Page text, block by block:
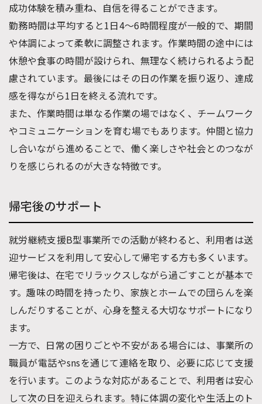
成功体験を積み重ね、自信を得ることができます。
勤務時間は平均すると1日4〜6時間程度が一般的で、期間
や体調によって柔軟に調整されます。作業時間の途中には
休憩や食事の時間が設けられ、無理なく続けられるよう配
慮されています。最後にはその日の作業を振り返り、達成
感を得ながら1日を終える流れです。
また、作業時間は単なる作業の場ではなく、チームワーク
やコミュニケーションを育む場でもあります。仲間と協力
し合いながら進めることで、働く楽しさや社会とのつなが
りを感じられるのが大きな特徴です。
帰宅後のサポート
就労継続支援B型事業所での活動が終わると、利用者は送
迎サービスを利用して安心して帰宅する方も多くいます。
帰宅後は、在宅でリラックスしながら過ごすことが基本で
す。趣味の時間を持ったり、家族とホームでの団らんを楽
しんだりすることが、心身を整える大切なサポートになり
ます。
一方で、日常の困りごとや不安がある場合には、事業所の
職員が電話やsnsを通じて連絡を取り、必要に応じて支援
を行います。このような対応があることで、利用者は安心
して次の日を迎えられます。特に体調の変化や生活上のト